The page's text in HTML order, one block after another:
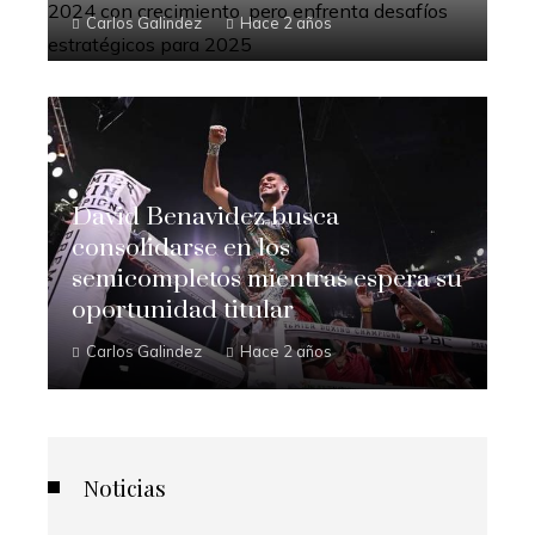
Carlos Galindez Hace 2 años
David Benavidez busca
consolidarse en los
semicompletos mientras espera su
oportunidad titular
Carlos Galindez Hace 2 años
Noticias